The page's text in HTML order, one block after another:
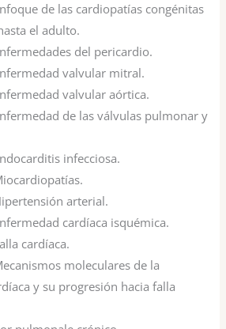
de las cardiopatías congénitas
el adulto.
del pericardio.
valvular mitral.
valvular aórtica.
de las válvulas pulmonar y
infecciosa.
arterial.
cardíaca isquémica.
cardíaca.
moleculares de la
y su progresión hacia falla